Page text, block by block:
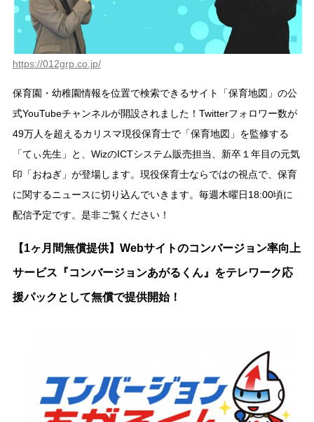
https://012grp.co.jp/
保育園・幼稚園情報を位置で検索できるサイト「保育地図」の公
式YouTubeチャンネルが開設されました！Twitterフォロワー数が
49万人を超えるカリスマ現役保育士で「保育地図」を監修する
「てぃ先生」と、WizのICTシステム販売担当、新卒１年目の元気
印「おねぎ」が登場します。現役保育士ならではの視点で、保育
に関するニュースに切り込んでいきます。毎週木曜日18:00頃に
配信予定です。是非ご覧ください！
【1ヶ月間無償提供】Webサイトのコンバージョン率向上
サービス『コンバージョンあがるくん』をテレワーク応
援パックとして無償で提供開始！